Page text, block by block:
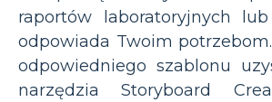
raportów laboratoryjnych
odpowiada Twoim
odpowiedniego szablonu
narzędzia Storyboard